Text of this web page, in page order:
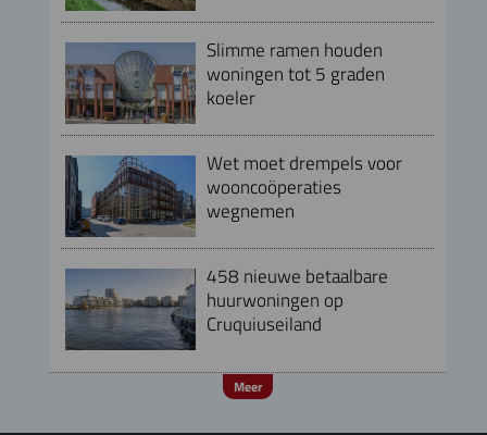
Slimme ramen houden
woningen tot 5 graden
koeler
Wet moet drempels voor
wooncoöperaties
wegnemen
458 nieuwe betaalbare
huurwoningen op
Cruquiuseiland
Meer